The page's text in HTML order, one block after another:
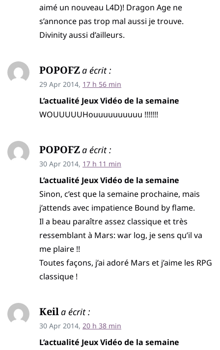
aimé un nouveau L4D)! Dragon Age ne
s’annonce pas trop mal aussi je trouve.
Divinity aussi d’ailleurs.
POPOFZa écrit :
29 Apr 2014, 17 h 56 min
L’actualité Jeux Vidéo de la semaine
WOUUUUUHouuuuuuuuuu !!!!!!!
POPOFZa écrit :
30 Apr 2014, 17 h 11 min
L’actualité Jeux Vidéo de la semaine
Sinon, c’est que la semaine prochaine, mais
j’attends avec impatience Bound by flame.
Il a beau paraître assez classique et très
ressemblant à Mars: war log, je sens qu’il va
me plaire !!
Toutes façons, j’ai adoré Mars et j’aime les RPG
classique !
Keila écrit :
30 Apr 2014, 20 h 38 min
L’actualité Jeux Vidéo de la semaine